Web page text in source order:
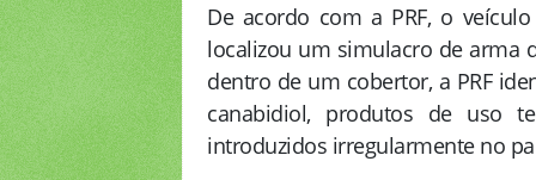
De acordo com a PRF, o
localizou um simulacro de arma
dentro de um cobertor, a PRF
canabidiol, produtos de uso
introduzidos irregularmente no